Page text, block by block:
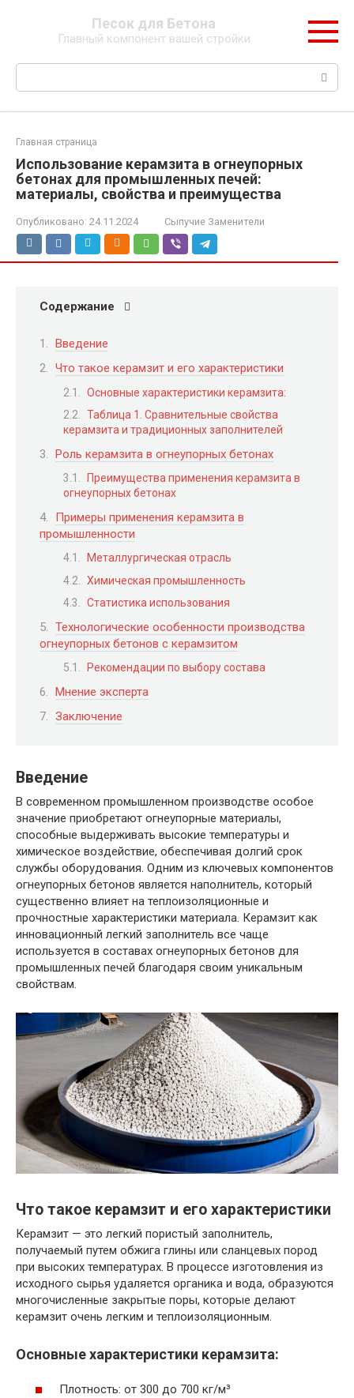
Песок для Бетона
Главный компонент вашей стройки
Поиск:
Главная страница
Использование керамзита в огнеупорных
бетонах для промышленных печей:
материалы, свойства и преимущества
Опубликовано: 24.11.2024 Сыпучие Заменители
Содержание
Введение
Что такое керамзит и его характеристики
Основные характеристики керамзита:
Таблица 1. Сравнительные свойства
керамзита и традиционных заполнителей
Роль керамзита в огнеупорных бетонах
Преимущества применения керамзита в
огнеупорных бетонах
Примеры применения керамзита в
промышленности
Металлургическая отрасль
Химическая промышленность
Статистика использования
Технологические особенности производства
огнеупорных бетонов с керамзитом
Рекомендации по выбору состава
Мнение эксперта
Заключение
Введение
В современном промышленном производстве особое
значение приобретают огнеупорные материалы,
способные выдерживать высокие температуры и
химическое воздействие, обеспечивая долгий срок
службы оборудования. Одним из ключевых компонентов
огнеупорных бетонов является наполнитель, который
существенно влияет на теплоизоляционные и
прочностные характеристики материала. Керамзит как
инновационный легкий заполнитель все чаще
используется в составах огнеупорных бетонов для
промышленных печей благодаря своим уникальным
свойствам.
Что такое керамзит и его характеристики
Керамзит — это легкий пористый заполнитель,
получаемый путем обжига глины или сланцевых пород
при высоких температурах. В процессе изготовления из
исходного сырья удаляется органика и вода, образуются
многочисленные закрытые поры, которые делают
керамзит очень легким и теплоизоляционным.
Основные характеристики керамзита:
Плотность: от 300 до 700 кг/м³